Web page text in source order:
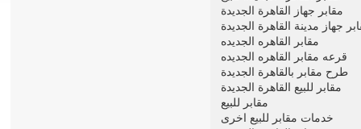
مقابر جهاز القاهرة الجديدة
جهاز مدينة القاهرة الجديدة
مقابر القاهره الجديده
قرعه مقابر القاهره الجديده
طرح مقابر بالقاهرة الجديدة
مقابر للبيع القاهرة الجديدة
مقابر للبيع
خدمات مقابر للبيعاخرى